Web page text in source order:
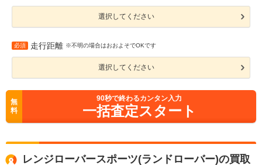
選択してください
必須 走行距離 ※不明の場合はおおよそでOKです
選択してください
無
料
90秒で終わるカンタン入力
一括査定スタート
レンジローバースポーツ(ランドローバー)の買取